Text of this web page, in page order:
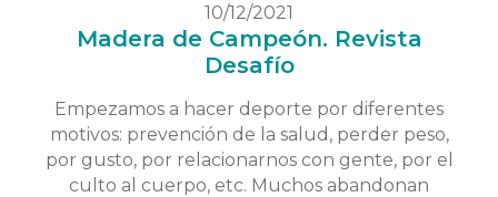
10/12/2021
Madera de Campeón. Revista
Desafío
Empezamos a hacer deporte por diferentes
motivos: prevención de la salud, perder peso,
por gusto, por relacionarnos con gente, por el
culto al cuerpo, etc. Muchos abandonan